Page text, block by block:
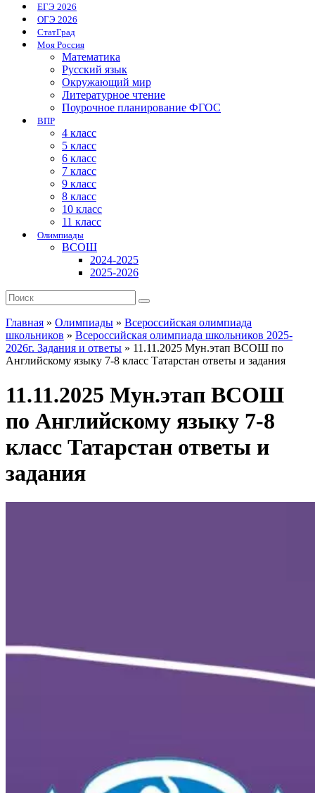
ЕГЭ 2026
ОГЭ 2026
СтатГрад
Моя Россия
Математика
Русский язык
Окружающий мир
Литературное чтение
Поурочное планирование ФГОС
ВПР
4 класс
5 класс
6 класс
7 класс
9 класс
8 класс
10 класс
11 класс
Олимпиады
ВСОШ
2024-2025
2025-2026
Главная » Олимпиады » Всероссийская олимпиада
школьников » Всероссийская олимпиада школьников 2025-
2026г. Задания и ответы » 11.11.2025 Мун.этап ВСОШ по
Английскому языку 7-8 класс Татарстан ответы и задания
11.11.2025 Мун.этап ВСОШ
по Английскому языку 7-8
класс Татарстан ответы и
задания